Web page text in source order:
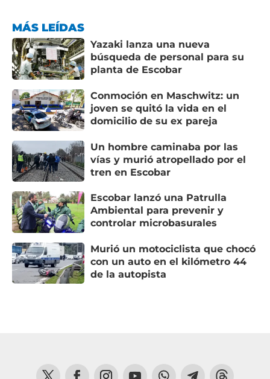
MÁS LEÍDAS
Yazaki lanza una nueva
búsqueda de personal para su
planta de Escobar
Conmoción en Maschwitz: un
joven se quitó la vida en el
domicilio de su ex pareja
Un hombre caminaba por las
vías y murió atropellado por el
tren en Escobar
Escobar lanzó una Patrulla
Ambiental para prevenir y
controlar microbasurales
Murió un motociclista que chocó
con un auto en el kilómetro 44
de la autopista